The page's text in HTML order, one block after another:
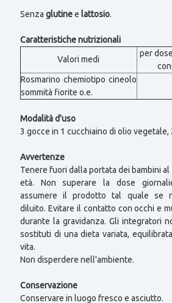
Senza glutinee lattosio.
Caratteristiche nutrizionali
Valori medi
per
Rosmarino chemiotipo cineolo
sommità fiorite o.e.
Modalità d'uso
3 gocce in 1 cucchiaino di olio
Avvertenze
Tenere fuori dalla portata dei bambini
età. Non superare la dose
assumere il prodotto tal quale se
diluito. Evitare il contatto con occhi e
durante la gravidanza. Gli integratori
sostituti di una dieta variata,
vita.
Non disperdere nell'ambiente.
Conservazione
Conservare in luogo fresco e asciutto.